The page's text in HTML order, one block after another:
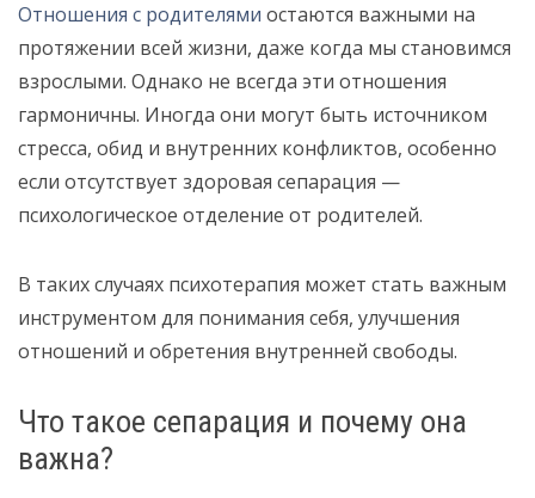
Отношения с родителями остаются важными на
протяжении всей жизни, даже когда мы становимся
взрослыми. Однако не всегда эти отношения
гармоничны. Иногда они могут быть источником
стресса, обид и внутренних конфликтов, особенно
если отсутствует здоровая сепарация —
психологическое отделение от родителей.
В таких случаях психотерапия может стать важным
инструментом для понимания себя, улучшения
отношений и обретения внутренней свободы.
Что такое сепарация и почему она
важна?